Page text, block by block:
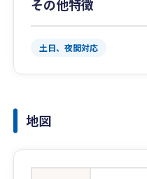
その他特徴
土日、夜間対応
地図